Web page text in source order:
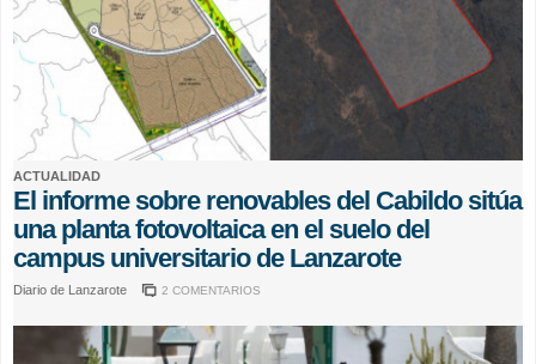
ACTUALIDAD
El informe sobre renovables del Cabildo sitúa
una planta fotovoltaica en el suelo del
campus universitario de Lanzarote
Diario de Lanzarote 2 COMENTARIOS